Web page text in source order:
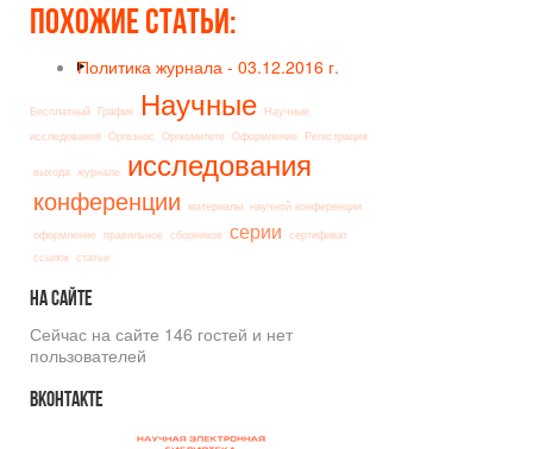
Похожие статьи:
Политика журнала - 03.12.2016 г.
Бесплатный График Научные Научные
исследования Оргвзнос Оргкомитете Оформление Регистрация
выхода журнале исследования
конференции материалы научной конференции
оформление правильное сборников серии сертификат
ссылок статьи
Насайте
Сейчас на сайте 146 гостей и нет
пользователей
Вконтакте